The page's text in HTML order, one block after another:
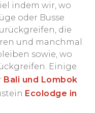
indem wir, wo
oder Busse
die
und manchmal
sowie, wo
Einige
Bali und Lombok
Ecolodge in